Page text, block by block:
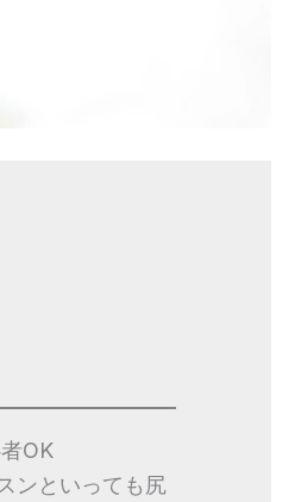
OK
ンといっても尻